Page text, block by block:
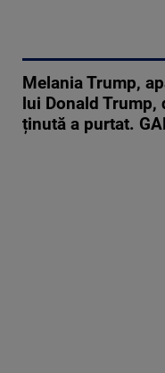
Melania Trump,
lui Donald Trump,
ținută a purtat.